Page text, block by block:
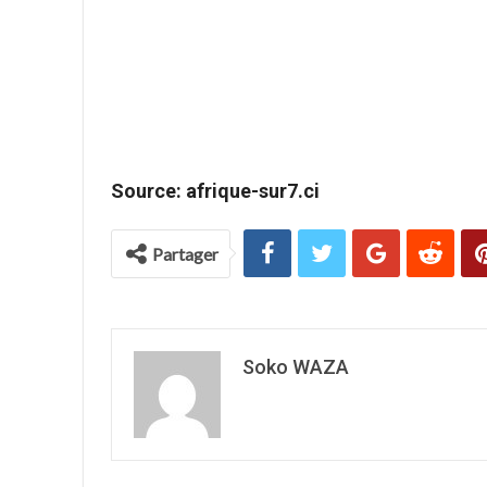
Source: afrique-sur7.ci
Partager
Soko WAZA